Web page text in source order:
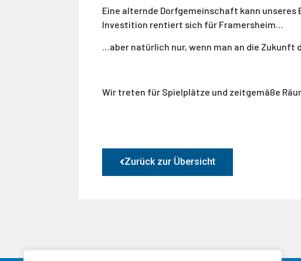
Eine alternde Dorfgemeinschaft kann unseres
Investition rentiert sich für Framersheim…
…aber natürlich nur, wenn man an die Zukunft
Wir treten für Spielplätze und zeitgemäße
Zurück zur Übersicht